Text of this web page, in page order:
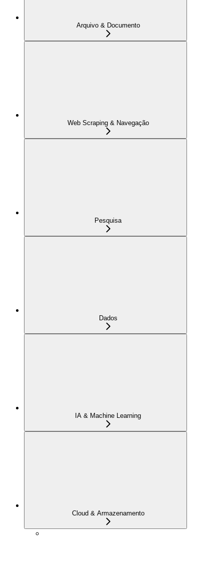
Arquivo & Documento
Web Scraping & Navegação
Pesquisa
Dados
IA & Machine Learning
Cloud & Armazenamento